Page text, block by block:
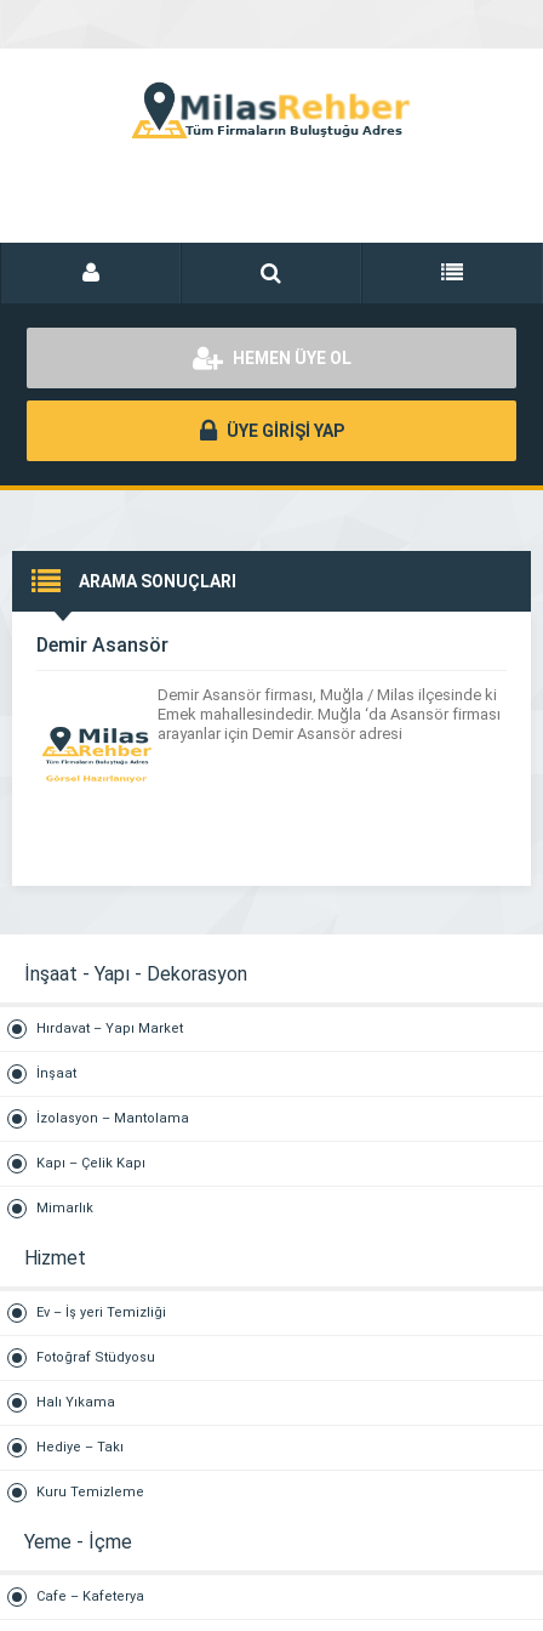
HEMEN ÜYE OL
ÜYE GİRİŞİ YAP
ARAMA SONUÇLARI
Demir Asansör
Demir Asansör firması, Muğla / Milas ilçesinde ki
Emek mahallesindedir. Muğla ‘da Asansör firması
arayanlar için Demir Asansör adresi
İnşaat - Yapı - Dekorasyon
Hırdavat – Yapı Market
İnşaat
İzolasyon – Mantolama
Kapı – Çelik Kapı
Mimarlık
Hizmet
Ev – İş yeri Temizliği
Fotoğraf Stüdyosu
Halı Yıkama
Hediye – Takı
Kuru Temizleme
Yeme - İçme
Cafe – Kafeterya